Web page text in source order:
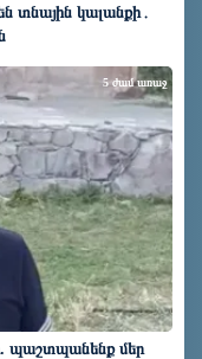
տնային կալանքի․
պաշտպանենք մեր
5 ժամ առաջ